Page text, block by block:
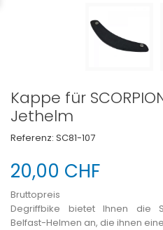
Kappe für
Jethelm
Referenz: SC81-107
20,00 CHF
Bruttopreis
Degriffbike bietet Ihnen die
Belfast-Helmen an, die ihnen